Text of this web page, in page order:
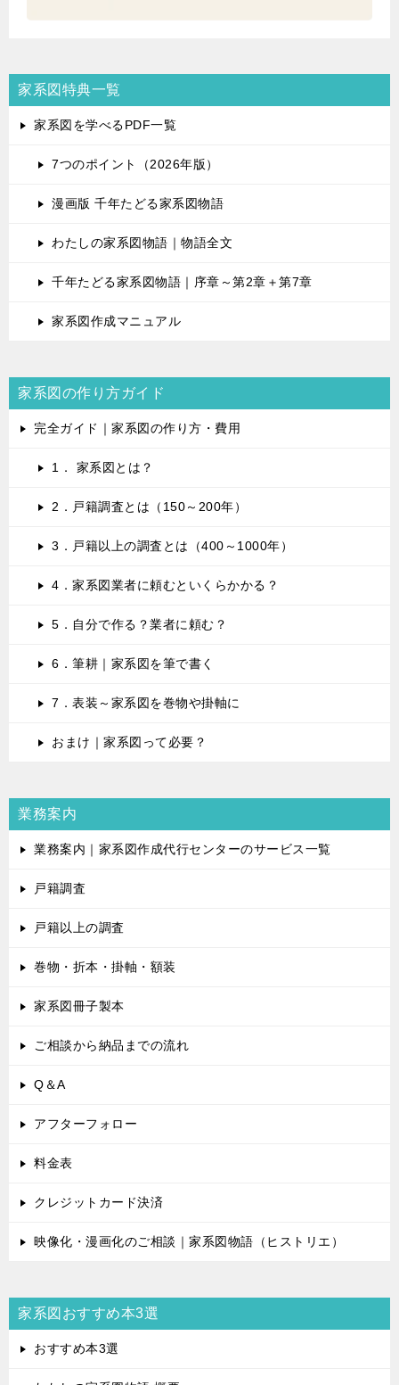
家系図特典一覧
家系図を学べるPDF一覧
7つのポイント（2026年版）
漫画版 千年たどる家系図物語
わたしの家系図物語｜物語全文
千年たどる家系図物語｜序章～第2章＋第7章
家系図作成マニュアル
家系図の作り方ガイド
完全ガイド｜家系図の作り方・費用
1． 家系図とは？
2．戸籍調査とは（150～200年）
3．戸籍以上の調査とは（400～1000年）
4．家系図業者に頼むといくらかかる？
5．自分で作る？業者に頼む？
6．筆耕｜家系図を筆で書く
7．表装～家系図を巻物や掛軸に
おまけ｜家系図って必要？
業務案内
業務案内｜家系図作成代行センターのサービス一覧
戸籍調査
戸籍以上の調査
巻物・折本・掛軸・額装
家系図冊子製本
ご相談から納品までの流れ
Q＆A
アフターフォロー
料金表
クレジットカード決済
映像化・漫画化のご相談｜家系図物語（ヒストリエ）
家系図おすすめ本3選
おすすめ本3選